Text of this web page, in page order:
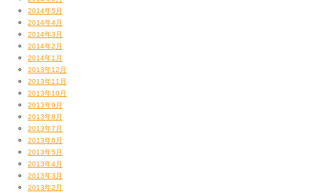
2014年5月
2014年4月
2014年3月
2014年2月
2014年1月
2013年12月
2013年11月
2013年10月
2013年9月
2013年8月
2013年7月
2013年6月
2013年5月
2013年4月
2013年3月
2013年2月